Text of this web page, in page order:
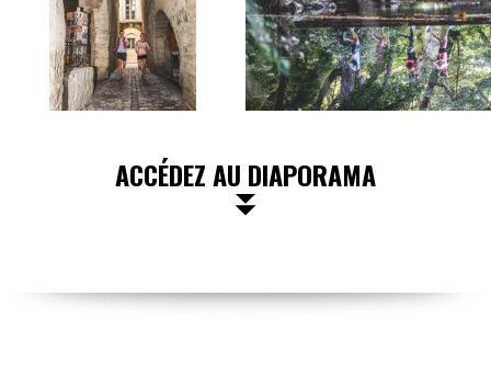
ACCÉDEZ AU DIAPORAMA